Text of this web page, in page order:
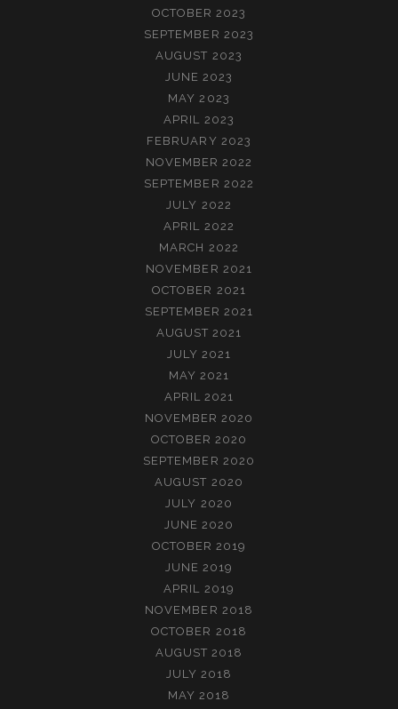
OCTOBER 2023
SEPTEMBER 2023
AUGUST 2023
JUNE 2023
MAY 2023
APRIL 2023
FEBRUARY 2023
NOVEMBER 2022
SEPTEMBER 2022
JULY 2022
APRIL 2022
MARCH 2022
NOVEMBER 2021
OCTOBER 2021
SEPTEMBER 2021
AUGUST 2021
JULY 2021
MAY 2021
APRIL 2021
NOVEMBER 2020
OCTOBER 2020
SEPTEMBER 2020
AUGUST 2020
JULY 2020
JUNE 2020
OCTOBER 2019
JUNE 2019
APRIL 2019
NOVEMBER 2018
OCTOBER 2018
AUGUST 2018
JULY 2018
MAY 2018